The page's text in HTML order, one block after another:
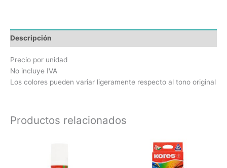
Descripción
Precio por unidad
No incluye IVA
Los colores pueden variar ligeramente respecto al tono original
Productos relacionados